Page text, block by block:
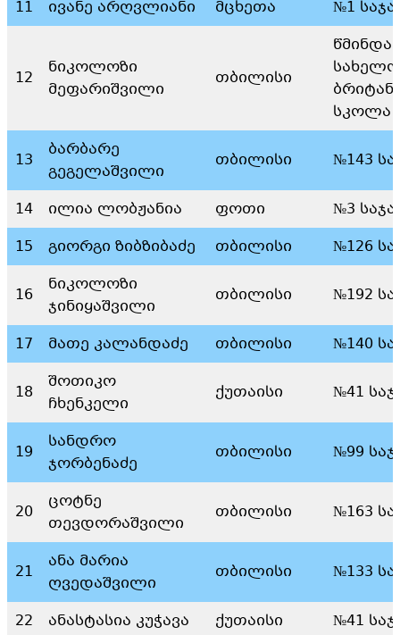
11 ივანე არღვლიანი მცხეთა №1
12
ნიკოლოზი
მეფარიშვილი
თბილისი
წმინდა
სკოლა
13
ბარბარე
გეგელაშვილი
თბილისი №143
14 ილია ლობჟანია ფოთი
№3
15
გიორგი ზიბზიბაძე თბილისი №126
16
ნიკოლოზი
ჯინიყაშვილი
თბილისი №192
17 მათე კალანდაძე თბილისი №140
18
შოთიკო
ჩხენკელი
ქუთაისი №41
19
სანდრო
ჯორბენაძე
თბილისი №99
20
ცოტნე
თევდორაშვილი
თბილისი №163
21
ანა მარია
ღვედაშვილი
თბილისი №133
22 ანასტასია კუჭავა ქუთაისი №41